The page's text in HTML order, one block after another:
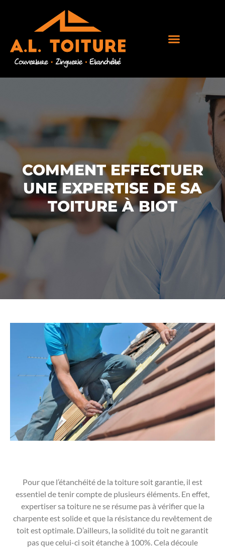
COMMENT EFFECTUER
UNE EXPERTISE DE SA
TOITURE À BIOT
Pour que l’étanchéité de la toiture soit garantie, il est
essentiel de tenir compte de plusieurs éléments. En effet,
expertiser sa toiture ne se résume pas à vérifier que la
charpente est solide et que la résistance du revêtement de
toit est optimale. D’ailleurs, la solidité du toit ne garantit
pas que celui-ci soit étanche à 100%. Cela découle